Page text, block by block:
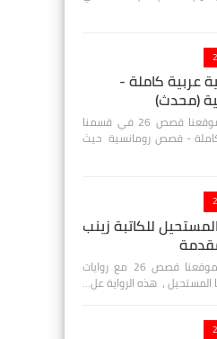
عربية كاملة -
(محدث)
مرحباً بكم أصدقائي وأحبابي في موقعنا قصص 26 في قسمنا
كاملة - قصص رومانسية حيث
للكاتبة زينب
مرحباً بكم أصدقائي وأحبابي في موقعنا قصص 26 مع روايات
، هذه الرواية عل…